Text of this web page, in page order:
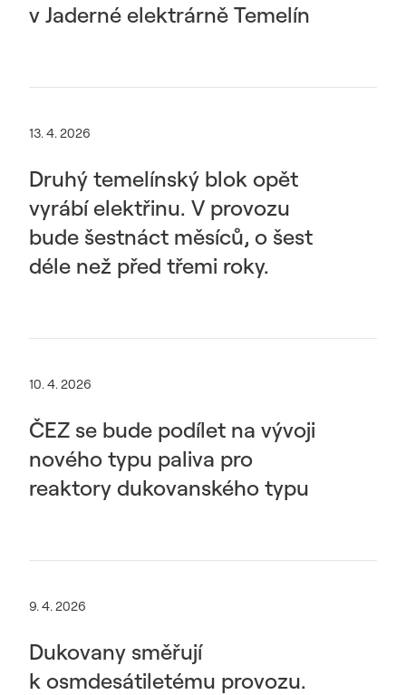
v Jaderné elektrárně Temelín
13. 4. 2026
Druhý temelínský blok opět
vyrábí elektřinu. V provozu
bude šestnáct měsíců, o šest
déle než před třemi roky.
10. 4. 2026
ČEZ se bude podílet na vývoji
nového typu paliva pro
reaktory dukovanského typu
9. 4. 2026
Dukovany směřují
k osmdesátiletému provozu.